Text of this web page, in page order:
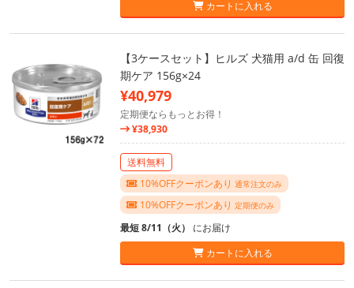
カートに入れる
【3ケースセット】ヒルズ 犬猫用 a/d 缶 回復
期ケア 156g×24
¥40,979
定期便ならもっとお得！
¥38,930
送料無料
10%OFFクーポンあり 通常注文のみ
10%OFFクーポンあり 定期便のみ
最短 8/11（火） にお届け
カートに入れる